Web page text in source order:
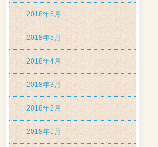
2018年6月
2018年5月
2018年4月
2018年3月
2018年2月
2018年1月